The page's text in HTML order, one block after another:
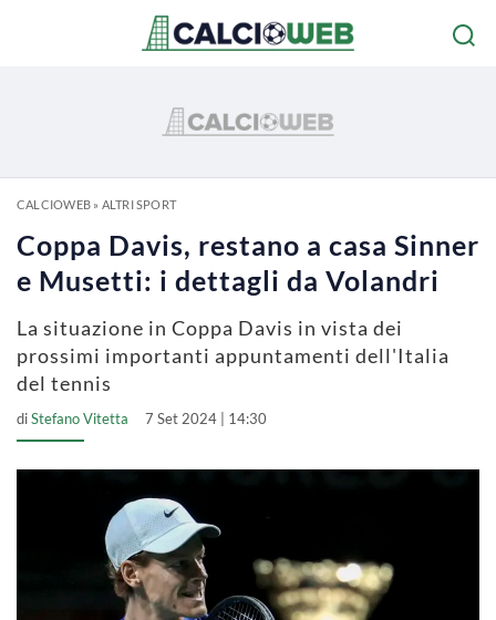
CALCIOWEB» ALTRI SPORT
Coppa Davis, restano a casa Sinner
e Musetti: i dettagli da Volandri
La situazione in Coppa Davis in vista dei
prossimi importanti appuntamenti dell'Italia
del tennis
diStefano Vitetta 7 Set 2024 | 14:30